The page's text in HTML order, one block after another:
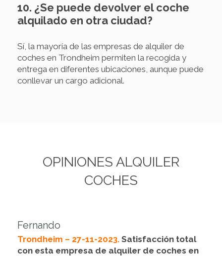
10. ¿Se puede devolver el coche
alquilado en otra ciudad?
Sí, la mayoría de las empresas de alquiler de
coches en Trondheim permiten la recogida y
entrega en diferentes ubicaciones, aunque puede
conllevar un cargo adicional.
OPINIONES ALQUILER
COCHES
Fernando
Trondheim – 27-11-2023. Satisfacción total
con esta empresa de alquiler de coches en